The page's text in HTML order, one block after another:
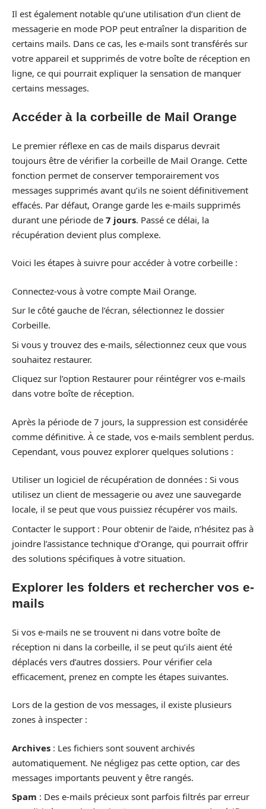
Il est également notable qu’une utilisation d’un client de
messagerie en mode POP peut entraîner la disparition de
certains mails. Dans ce cas, les e-mails sont transférés sur
votre appareil et supprimés de votre boîte de réception en
ligne, ce qui pourrait expliquer la sensation de manquer
certains messages.
Accéder à la corbeille de Mail Orange
Le premier réflexe en cas de mails disparus devrait
toujours être de vérifier la corbeille de Mail Orange. Cette
fonction permet de conserver temporairement vos
messages supprimés avant qu’ils ne soient définitivement
effacés. Par défaut, Orange garde les e-mails supprimés
durant une période de 7 jours. Passé ce délai, la
récupération devient plus complexe.
Voici les étapes à suivre pour accéder à votre corbeille :
Connectez-vous à votre compte Mail Orange.
Sur le côté gauche de l’écran, sélectionnez le dossier
Corbeille.
Si vous y trouvez des e-mails, sélectionnez ceux que vous
souhaitez restaurer.
Cliquez sur l’option Restaurer pour réintégrer vos e-mails
dans votre boîte de réception.
Après la période de 7 jours, la suppression est considérée
comme définitive. À ce stade, vos e-mails semblent perdus.
Cependant, vous pouvez explorer quelques solutions :
Utiliser un logiciel de récupération de données : Si vous
utilisez un client de messagerie ou avez une sauvegarde
locale, il se peut que vous puissiez récupérer vos mails.
Contacter le support : Pour obtenir de l’aide, n’hésitez pas à
joindre l’assistance technique d’Orange, qui pourrait offrir
des solutions spécifiques à votre situation.
Explorer les folders et rechercher vos e-
mails
Si vos e-mails ne se trouvent ni dans votre boîte de
réception ni dans la corbeille, il se peut qu’ils aient été
déplacés vers d’autres dossiers. Pour vérifier cela
efficacement, prenez en compte les étapes suivantes.
Lors de la gestion de vos messages, il existe plusieurs
zones à inspecter :
Archives : Les fichiers sont souvent archivés
automatiquement. Ne négligez pas cette option, car des
messages importants peuvent y être rangés.
Spam : Des e-mails précieux sont parfois filtrés par erreur